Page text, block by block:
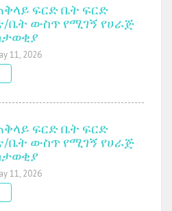
ፍርድ ቤት ፍርድ
ቤት ውስጥ የሚገኝ የሀራጅ
11, 2026
ፍርድ ቤት ፍርድ
ቤት ውስጥ የሚገኝ የሀራጅ
11, 2026